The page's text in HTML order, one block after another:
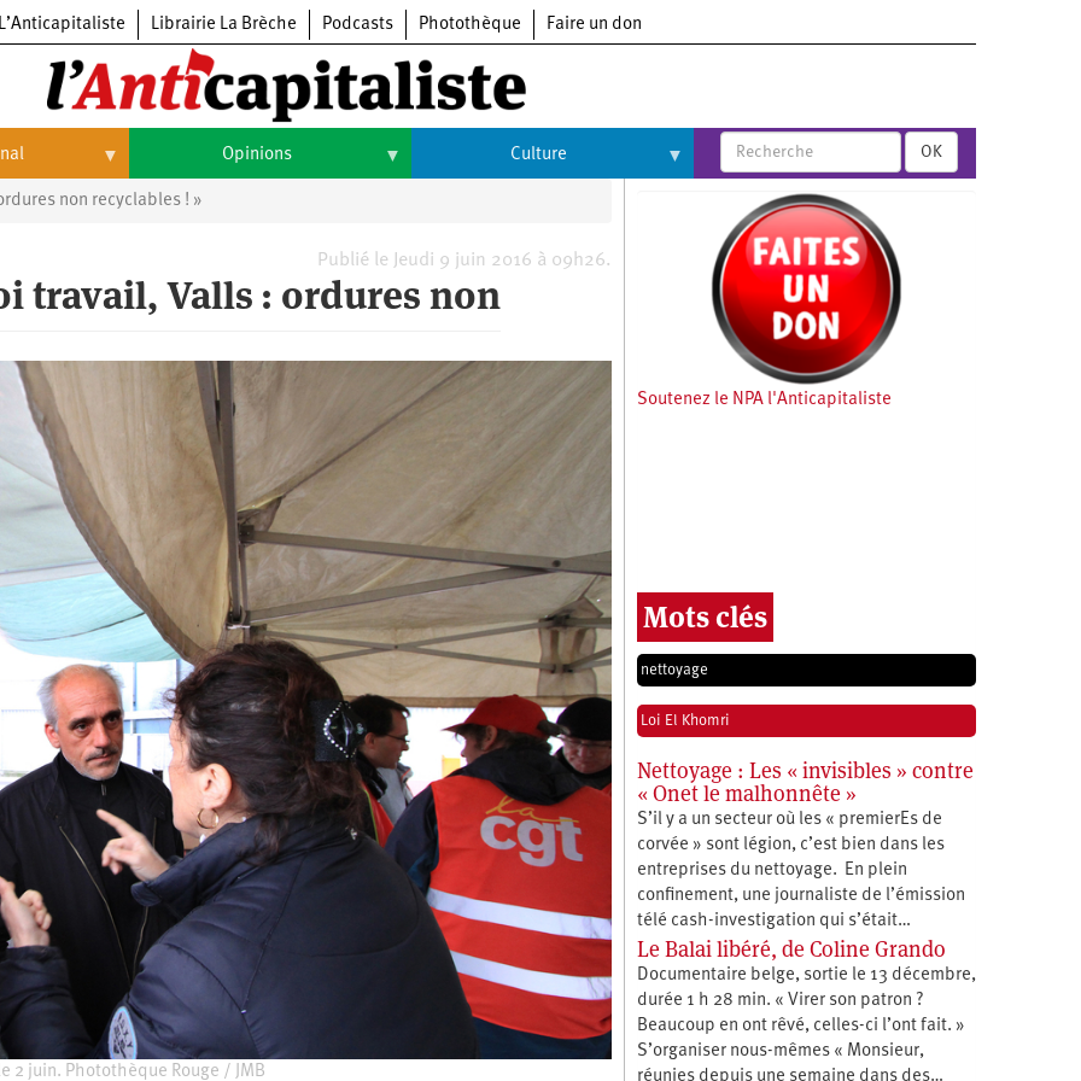
L’Anticapitaliste Librairie La Brèche Podcasts Photothèque Faire un don
Opinions
Opinions
Culture
Arts
Cinéma
Expositions
OK
non recyclables ! »
Publié le Jeudi 9 juin 2016 à 09h26.
travail, Valls : ordures non
2 juin. Photothèque Rouge / JMB
Soutenez le NPA l'Anticapitaliste
Mots clés
nettoyage
Loi El Khomri
Nettoyage : Les « invisibles » contre
« Onet le malhonnête »
S’il y a un secteur où les « premierEs de
corvée » sont légion, c’est bien dans les
entreprises du nettoyage. En plein
confinement, une journaliste de l’émission
télé cash-investigation qui s’était…
Le Balai libéré, de Coline Grando
Documentaire belge, sortie le 13 décembre,
durée 1 h 28 min. « Virer son patron ?
Beaucoup en ont rêvé, celles-ci l’ont fait. »
S’organiser nous-mêmes « Monsieur,
réunies depuis une semaine dans des…